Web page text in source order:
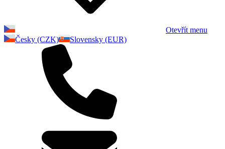
Otevřít menu
Česky (CZK)
Slovensky (EUR)